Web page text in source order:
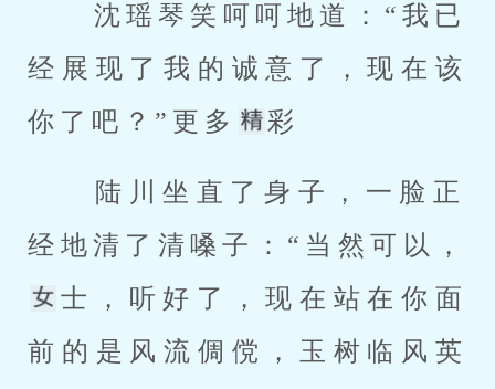
经展现了我的诚意了，现在该
你了吧？”更多
彩
经地清了清嗓子：“当然可以，
士，听好了，现在站在你面
前的是风流倜傥，玉树临风英